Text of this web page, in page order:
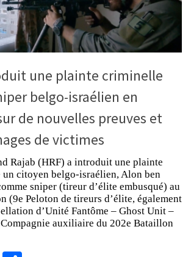
une plainte criminelle
belgo-israélien en
de nouvelles preuves et
de victimes
Rajab (HRF) a introduit une plainte
citoyen belgo-israélien, Alon ben
sniper (tireur d’élite embusqué) au
(9e Peloton de tireurs d’élite, également
d’Unité Fantôme – Ghost Unit –
auxiliaire du 202e Bataillon